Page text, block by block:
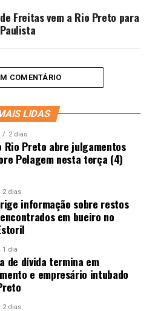
Freitas vem a Rio Preto para
COMENTÁRIO
LIDAS
2 dias
Rio Preto abre julgamentos
Pelagem nesta terça (4)
2 dias
informação sobre restos
em bueiro no
1 dia
de dívida termina em
e empresário intubado
2 dias